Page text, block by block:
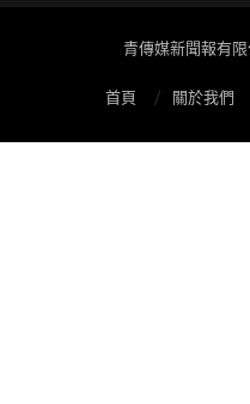
青傳媒新聞報有
首頁 關於我們